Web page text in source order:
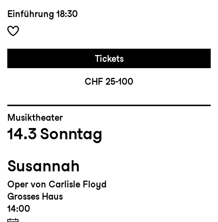
Einführung 18:30
Tickets
CHF 25-100
Musiktheater
14.3 Sonntag
Susannah
Oper von Carlisle Floyd
Grosses Haus
14:00